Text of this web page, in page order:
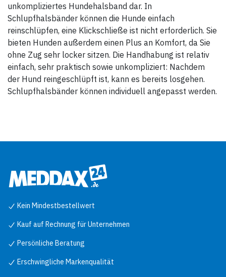
unkompliziertes Hundehalsband dar. In
Schlupfhalsbänder können die Hunde einfach
reinschlüpfen, eine Klickschließe ist nicht erforderlich. Sie
bieten Hunden außerdem einen Plus an Komfort, da Sie
ohne Zug sehr locker sitzen. Die Handhabung ist relativ
einfach, sehr praktisch sowie unkompliziert: Nachdem
der Hund reingeschlüpft ist, kann es bereits losgehen.
Schlupfhalsbänder können individuell angepasst werden.
Kein Mindestbestellwert
Kauf auf Rechnung für Unternehmen
Persönliche Beratung
Erschwingliche Markenqualität